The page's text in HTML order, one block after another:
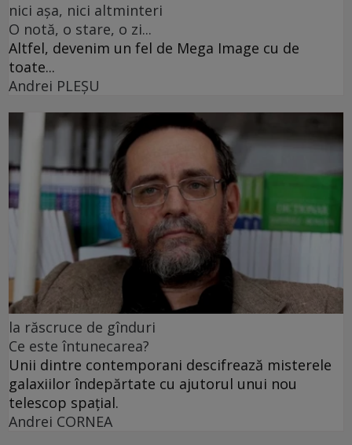
nici așa, nici altminteri
O notă, o stare, o zi...
Altfel, devenim un fel de Mega Image cu de
toate...
Andrei PLEŞU
la răscruce de gînduri
Ce este întunecarea?
Unii dintre contemporani descifrează misterele
galaxiilor îndepărtate cu ajutorul unui nou
telescop spațial.
Andrei CORNEA